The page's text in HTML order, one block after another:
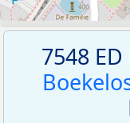
7548